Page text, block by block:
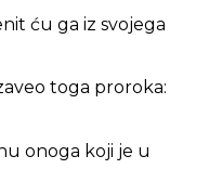
ću ga iz svojega
toga proroka:
onoga koji je u